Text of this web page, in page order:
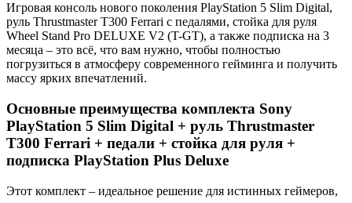
Игровая консоль нового поколения PlayStation 5 Slim Digital,
руль Thrustmaster T300 Ferrari с педалями, стойка для руля
Wheel Stand Pro DELUXE V2 (T-GT), а также подписка на 3
месяца – это всё, что вам нужно, чтобы полностью
погрузиться в атмосферу современного гейминга и получить
массу ярких впечатлений.
Основные преимущества комплекта Sony
PlayStation 5 Slim Digital + руль Thrustmaster
T300 Ferrari + педали + стойка для руля +
подписка PlayStation Plus Deluxe
Этот комплект – идеальное решение для истинных геймеров,